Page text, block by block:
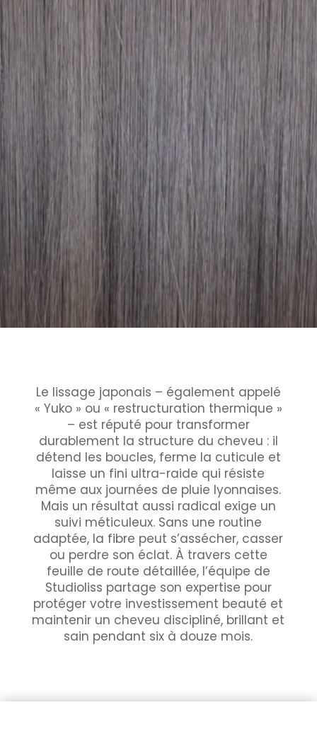
Le lissage japonais – également appelé
« Yuko » ou « restructuration thermique »
– est réputé pour transformer
durablement la structure du cheveu : il
détend les boucles, ferme la cuticule et
laisse un fini ultra-raide qui résiste
même aux journées de pluie lyonnaises.
Mais un résultat aussi radical exige un
suivi méticuleux. Sans une routine
adaptée, la fibre peut s’assécher, casser
ou perdre son éclat. À travers cette
feuille de route détaillée, l’équipe de
Studioliss partage son expertise pour
protéger votre investissement beauté et
maintenir un cheveu discipliné, brillant et
sain pendant six à douze mois.